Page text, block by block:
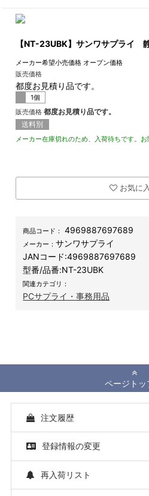
【NT-23UBK】サンワサプライ
メーカー希望小売価格 オープン価格
販売価格
都度お見積り品です。
1個
販売価格 都度お見積り品です。
送料別
メーカー在庫切れのため、入荷待ちです。お
お気に
商品コード： 4969887697689
メーカー：サンワサプライ
JANコード:4969887697689
型番/品番:NT-23UBK
関連カテゴリ：
PCサプライ・事務用品
ページトッ
注文履歴
登録情報の変更
再入荷リスト